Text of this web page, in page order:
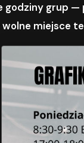
godziny grup —
miejsce